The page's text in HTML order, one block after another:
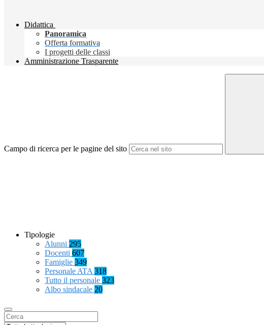
Didattica
Panoramica
Offerta formativa
I progetti delle classi
Amministrazione Trasparente
Campo di ricerca per le pagine del sito
Tipologie
Alunni 295
Docenti 607
Famiglie 349
Personale ATA 318
Tutto il personale 323
Albo sindacale 20